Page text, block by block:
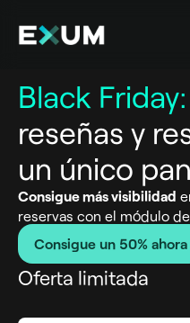
Black Friday:
reseñas y
un único
Consigue más visibilidad
reservas con el módulo
Consigue un 50% ahora
Oferta limitada